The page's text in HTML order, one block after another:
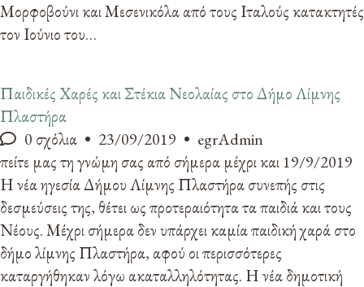
Μορφοβούνι και Μεσενικόλα από τους Ιταλούς κατακτητές
τον Ιούνιο του…
Παιδικές Χαρές και Στέκια Νεολαίας στο Δήμο Λίμνης
Πλαστήρα
0 σχόλια
23/09/2019
egrAdmin
πείτε μας τη γνώμη σας από σήμερα μέχρι και 19/9/2019
Η νέα ηγεσία Δήμου Λίμνης Πλαστήρα συνεπής στις
δεσμεύσεις της, θέτει ως προτεραιότητα τα παιδιά και τους
Νέους. Μέχρι σήμερα δεν υπάρχει καμία παιδική χαρά στο
δήμο λίμνης Πλαστήρα, αφού οι περισσότερες
καταργήθηκαν λόγω ακαταλληλότητας. Η νέα δημοτική